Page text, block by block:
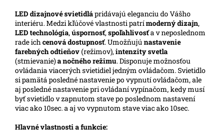
LEDdizajnové svietidlápridávajú eleganciu do Vášho
interiéru. Medzi kľúčové vlastnosti patrímoderný dizajn,
LED technológia,úspornosť,spoľahlivosťa v neposlednom
rade ichcenová dostupnosť. Umožňujú nastavenie
farebných odtieňov(režimov),intenzity svetla
(stmievanie)a nočného režimu. Disponuje možnosťou
ovládania viacerých svietidiel jedným ovládačom. Svietidlo
si pamätá posledné nastavenie po vypnutí ovládačom, ale
aj posledné nastavenie pri ovládaní vypínačom, kedy musí
byť svietidlo v zapnutom stave po poslednom nastavení
viac ako 10sec. a aj vo vypnutom stave viac ako 10sec.
Hlavné vlastnosti a funkcie: